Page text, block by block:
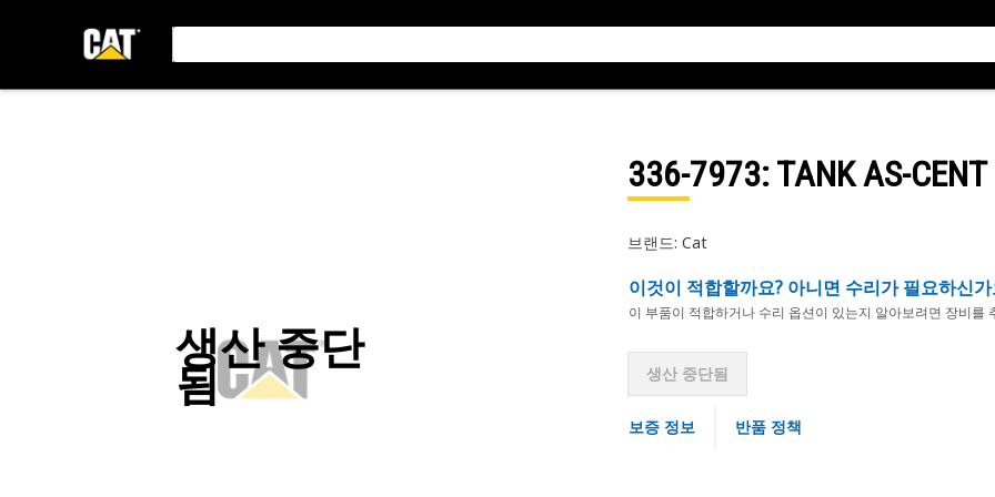
생산 중단
됨
336-7973: TANK AS-CENT
브랜드: Cat
이것이 적합할까요? 아니면 수리가 필요하신가
이 부품이 적합하거나 수리 옵션이 있는지 알아보려면 장비를
생산 중단됨
보증 정보 반품 정책